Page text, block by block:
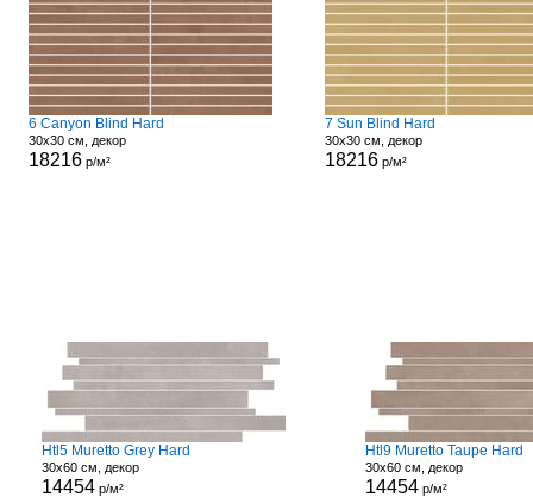
6 Canyon Blind Hard
30x30 см, декор
18216р/м²
7 Sun Blind Hard
30x30 см, декор
18216р/м²
Htl5 Muretto Grey Hard
30x60 см, декор
14454р/м²
Htl9 Muretto Taupe Hard
30x60 см, декор
14454р/м²